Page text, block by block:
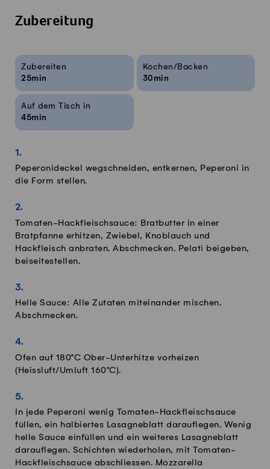
Zubereitung
Rezeptinfos
Zubereiten
25min
Kochen/Backen
30min
Auf dem Tisch in
45min
Peperonideckel wegschneiden, entkernen, Peperoni in
die Form stellen.
Tomaten-Hackfleischsauce: Bratbutter in einer
Bratpfanne erhitzen, Zwiebel, Knoblauch und
Hackfleisch anbraten. Abschmecken. Pelati beigeben,
beiseitestellen.
Helle Sauce: Alle Zutaten miteinander mischen.
Abschmecken.
Ofen auf 180°C Ober-Unterhitze vorheizen
(Heissluft/Umluft 160°C).
In jede Peperoni wenig Tomaten-Hackfleischsauce
füllen, ein halbiertes Lasagneblatt darauflegen. Wenig
helle Sauce einfüllen und ein weiteres Lasagneblatt
darauflegen. Schichten wiederholen, mit Tomaten-
Hackfleischsauce abschliessen. Mozzarella